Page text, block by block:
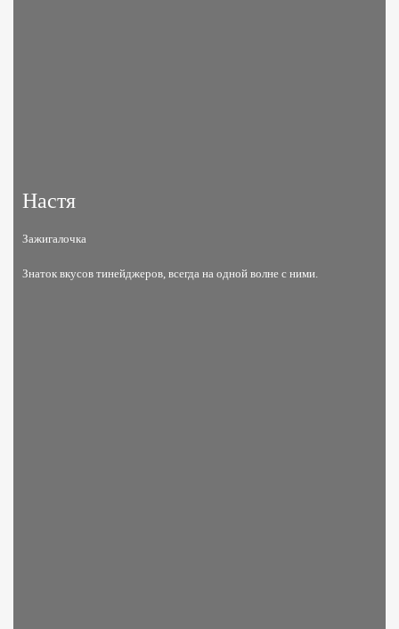
Настя
Зажигалочка
Знаток вкусов тинейджеров, всегда на одной волне с ними.